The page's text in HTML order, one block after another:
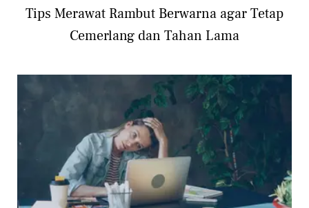
Tips Merawat Rambut Berwarna agar Tetap
Cemerlang dan Tahan Lama